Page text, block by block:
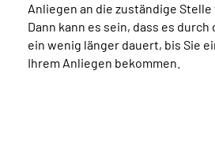
Anliegen an die zuständige
Dann kann es sein, dass es
ein wenig länger dauert, bis Sie
Ihrem Anliegen bekommen.